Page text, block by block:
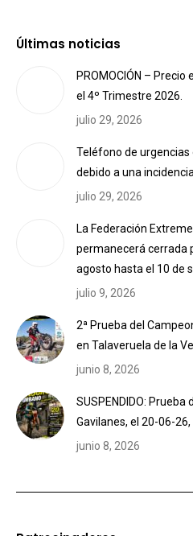
Últimas noticias
PROMOCIÓN –
el 4º Trimestre 2026.
julio 29, 2026
Teléfono de
debido a una incidencia
julio 29, 2026
La Federación
permanecerá cerrada
agosto hasta el 10 de
julio 9, 2026
2ª Prueba del
en Talaveruela de la
junio 8, 2026
SUSPENDIDO:
Gavilanes, el 20-06-26,
junio 8, 2026